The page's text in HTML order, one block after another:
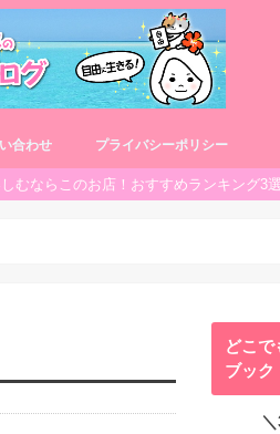
合わせ プライバシーポリシー
むならこのお店！おすすめランキング3選
どこで
ブック
＼30